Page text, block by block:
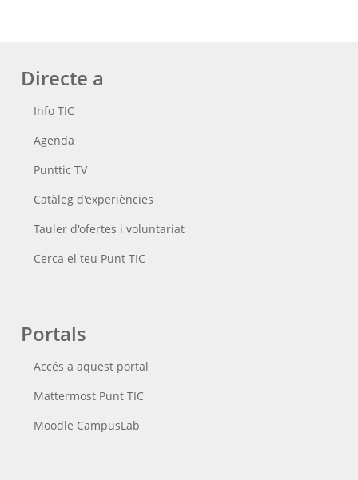
Directe a
Info TIC
Agenda
Punttic TV
Catàleg d'experiències
Tauler d'ofertes i voluntariat
Cerca el teu Punt TIC
Portals
Accés a aquest portal
Mattermost Punt TIC
Moodle CampusLab